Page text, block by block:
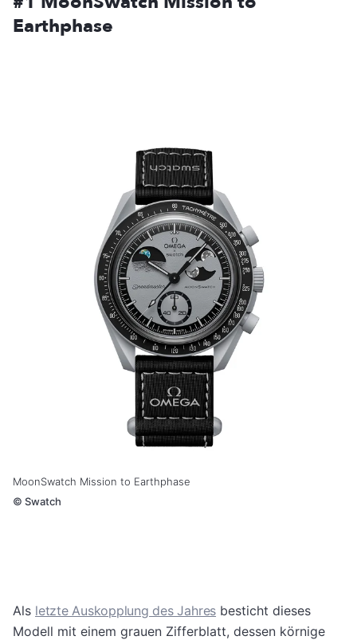
Earthphase
MoonSwatch Mission to Earthphase
© Swatch
Als letzte Auskopplung des Jahres besticht dieses
Modell mit einem grauen Zifferblatt, dessen körnige